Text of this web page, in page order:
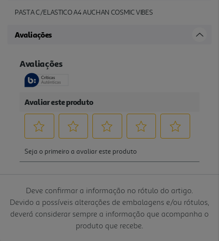
PASTA C/ELASTICO A4 AUCHAN COSMIC VIBES
Avaliações
Deve confirmar a informação no rótulo do artigo.
Devido a possíveis alterações de embalagens e/ou rótulos,
deverá considerar sempre a informação que acompanha o
produto que recebe.